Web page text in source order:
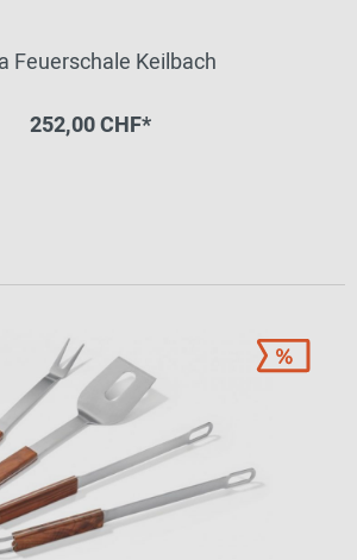
Feuerschale Keilbach
252,00 CHF*